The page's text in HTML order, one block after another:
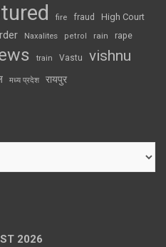
fire fraud High Court
Naxalites petrol rain rape
train Vastu vishnu
मध्य प्रदेश रायपुर
2026